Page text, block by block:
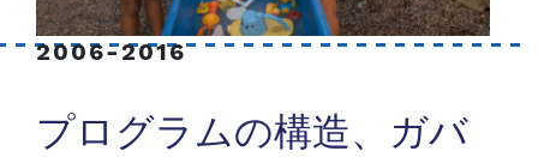
2006-2016
プログラムの構造、ガバ